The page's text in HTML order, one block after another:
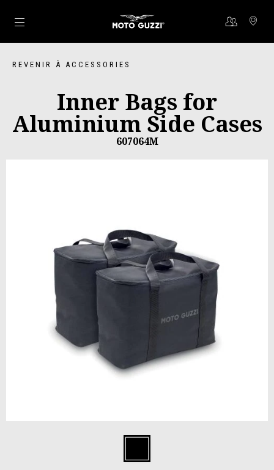
Aller au contenu principal
REVENIR À ACCESSORIES
Inner Bags for
Aluminium Side Cases
607064M
Black